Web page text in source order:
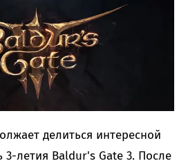
делиться интересной
3-летия Baldur's Gate 3. После